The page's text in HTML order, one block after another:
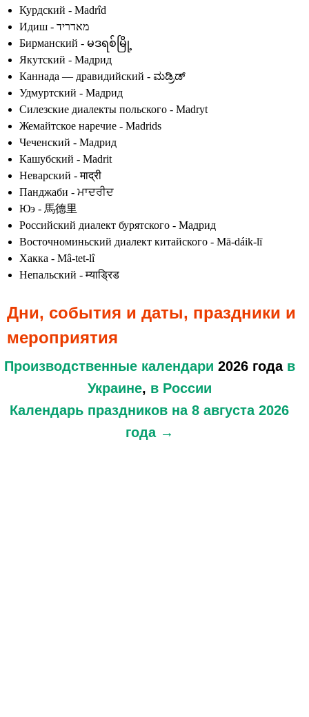
Курдский - Madrîd
Идиш - מאדריד
Бирманский - မဒရစ်မြို့
Якутский - Мадрид
Каннада — дравидийский - ಮಡ್ರಿಡ್
Удмуртский - Мадрид
Силезские диалекты польского - Madryt
Жемайтское наречие - Madrids
Чеченский - Мадрид
Кашубский - Madrit
Неварский - माद्री
Панджаби - ਮਾਦਰੀਦ
Юэ - 馬德里
Российский диалект бурятского - Мадрид
Восточноминьский диалект китайского - Mā-dáik-lī
Хакка - Mâ-tet-lî
Непальский - म्याड्रिड
Дни, события и даты, праздники и
мероприятия
Производственные календари 2026 года в
Украине, в России
Календарь праздников на 8 августа 2026
года →